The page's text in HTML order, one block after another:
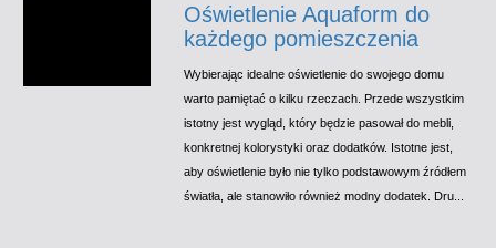
Oświetlenie Aquaform do
każdego pomieszczenia
Wybierając idealne oświetlenie do swojego domu
warto pamiętać o kilku rzeczach. Przede wszystkim
istotny jest wygląd, który będzie pasował do mebli,
konkretnej kolorystyki oraz dodatków. Istotne jest,
aby oświetlenie było nie tylko podstawowym źródłem
światła, ale stanowiło również modny dodatek. Dru...